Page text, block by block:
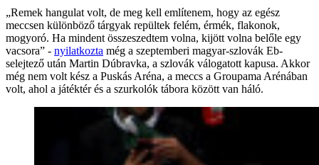
„Remek hangulat volt, de meg kell említenem, hogy az egész
meccsen különböző tárgyak repültek felém, érmék, flakonok,
mogyoró. Ha mindent összeszedtem volna, kijött volna belőle egy
vacsora” - nyilatkozta még a szeptemberi magyar-szlovák Eb-
selejtező után Martin Dúbravka, a szlovák válogatott kapusa. Akkor
még nem volt kész a Puskás Aréna, a meccs a Groupama Arénában
volt, ahol a játéktér és a szurkolók tábora között van háló.